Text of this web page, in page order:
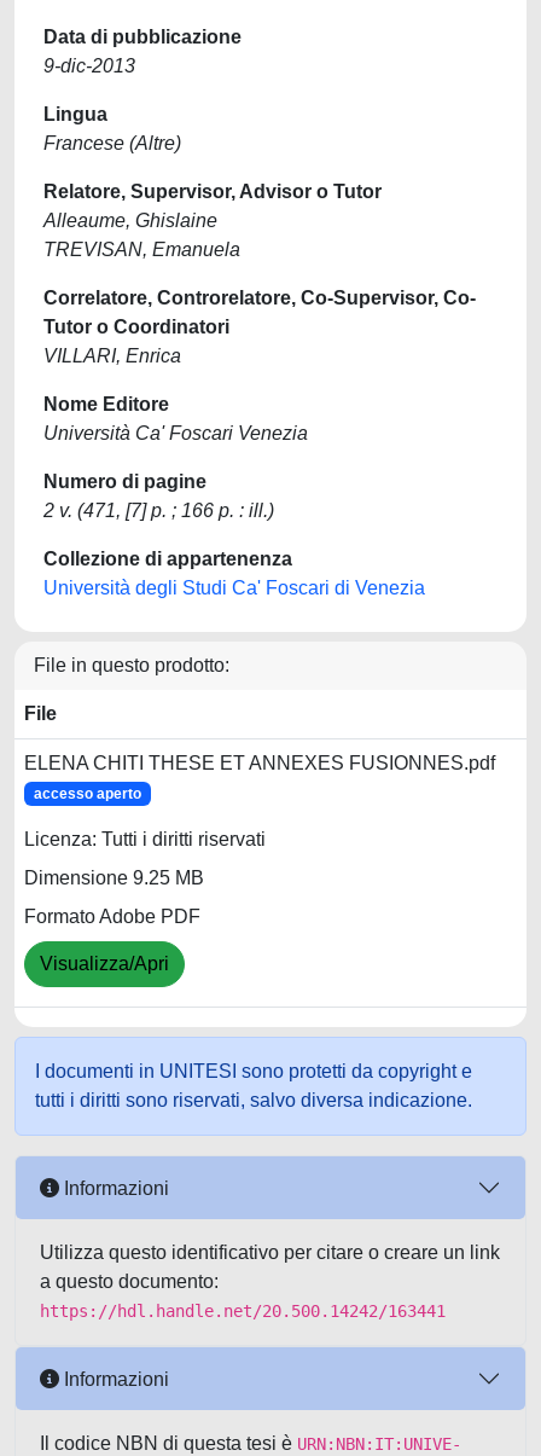
Data di pubblicazione
9-dic-2013
Lingua
Francese (Altre)
Relatore, Supervisor, Advisor o Tutor
Alleaume, Ghislaine
TREVISAN, Emanuela
Correlatore, Controrelatore, Co-Supervisor, Co-
Tutor o Coordinatori
VILLARI, Enrica
Nome Editore
Università Ca' Foscari Venezia
Numero di pagine
2 v. (471, [7] p. ; 166 p. : ill.)
Collezione di appartenenza
Università degli Studi Ca' Foscari di Venezia
File in questo prodotto:
File
ELENA CHITI THESE ET ANNEXES FUSIONNES.pdf
accesso aperto
Licenza: Tutti i diritti riservati
Dimensione 9.25 MB
Formato Adobe PDF
Visualizza/Apri
I documenti in UNITESI sono protetti da copyright e
tutti i diritti sono riservati, salvo diversa indicazione.
Informazioni
Utilizza questo identificativo per citare o creare un link
a questo documento:
https://hdl.handle.net/20.500.14242/163441
Informazioni
Il codice NBN di questa tesi è URN:NBN:IT:UNIVE-